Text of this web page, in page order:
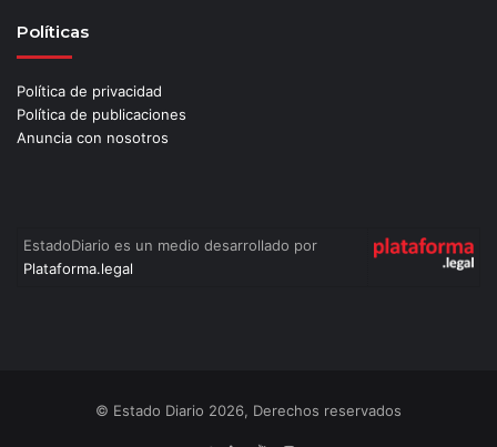
Políticas
Política de privacidad
Política de publicaciones
Anuncia con nosotros
EstadoDiario es un medio desarrollado por
Plataforma.legal
© Estado Diario 2026, Derechos reservados